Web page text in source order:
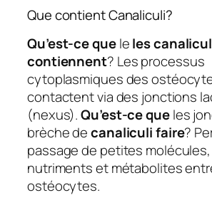
Que contient Canaliculi?
Qu’est-ce queleles
contiennent? Les processus
cytoplasmiques des
contactent via des jonctions
(nexus).Qu’est-ce queles
brèche decanaliculi faire?
passage de petites
nutriments et métabolites
ostéocytes.